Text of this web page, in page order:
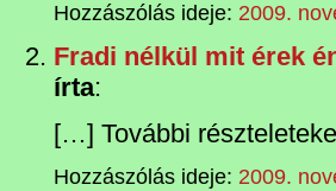
Hozzászólás ideje: 2009.
Fradi nélkül mit érek
írta:
[…] További
Hozzászólás ideje: 2009.